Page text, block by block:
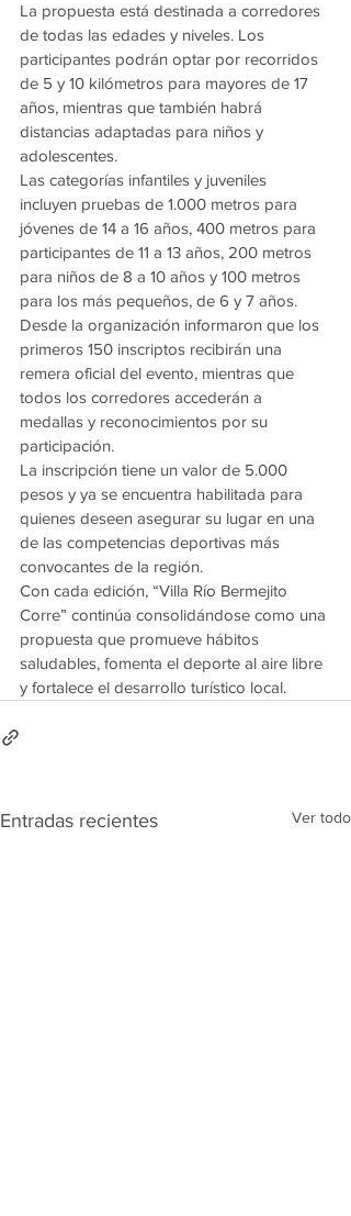
La propuesta está destinada a corredores
de todas las edades y niveles. Los
participantes podrán optar por recorridos
de 5 y 10 kilómetros para mayores de 17
años, mientras que también habrá
distancias adaptadas para niños y
adolescentes.
Las categorías infantiles y juveniles
incluyen pruebas de 1.000 metros para
jóvenes de 14 a 16 años, 400 metros para
participantes de 11 a 13 años, 200 metros
para niños de 8 a 10 años y 100 metros
para los más pequeños, de 6 y 7 años.
Desde la organización informaron que los
primeros 150 inscriptos recibirán una
remera oficial del evento, mientras que
todos los corredores accederán a
medallas y reconocimientos por su
participación.
La inscripción tiene un valor de 5.000
pesos y ya se encuentra habilitada para
quienes deseen asegurar su lugar en una
de las competencias deportivas más
convocantes de la región.
Con cada edición, “Villa Río Bermejito
Corre” continúa consolidándose como una
propuesta que promueve hábitos
saludables, fomenta el deporte al aire libre
y fortalece el desarrollo turístico local.
Entradas recientes Ver todo